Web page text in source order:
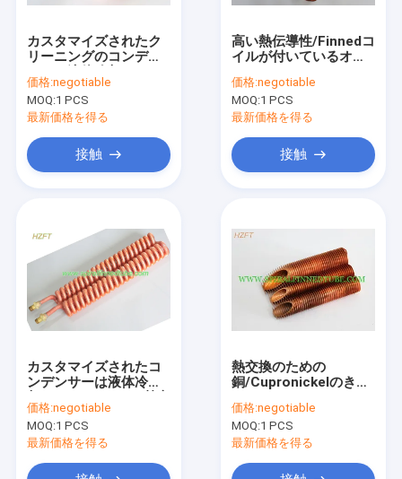
プロダクト
私達について
工場旅行
私達に連絡しなさい
引用を要求しなさい
カスタマイズされたク
リーニングのコンデン
コイルの熱交換器を巻
く
価格:negotiable
MOQ:1 PCS
最新価格を得る
接触
高い熱伝導性/Finnedコ
イルが付いているオイ
サーのコイル
価格:negotiable
MOQ:1 PCS
最新価格を得る
接触
カスタマイズされたコ
ンデンサーは液体冷
換器を巻く
価格:negotiable
MOQ:1 PCS
最新価格を得る
熱交換のための
銅/Cupronickelのきれ
イルそしてひれ
価格:negotiable
MOQ:1 PCS
最新価格を得る